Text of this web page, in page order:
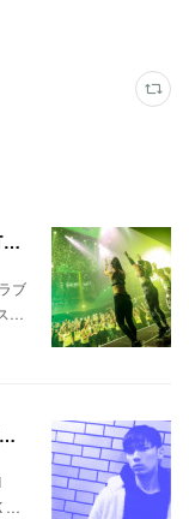
【疾走コラム】NIKE SHIBUYA NIGHT OUT––ダンスミュージックとトレーニングを融合させたナイトクラブセッション
ブ
…
【Playlist】竹井慧[モデル/タレント]編「創る」＃私の疾走プレイリスト＃44
…